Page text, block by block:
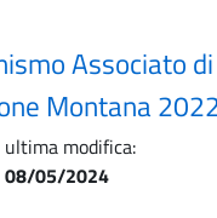
Associato di
Montana
ultima modifica:
08/05/2024